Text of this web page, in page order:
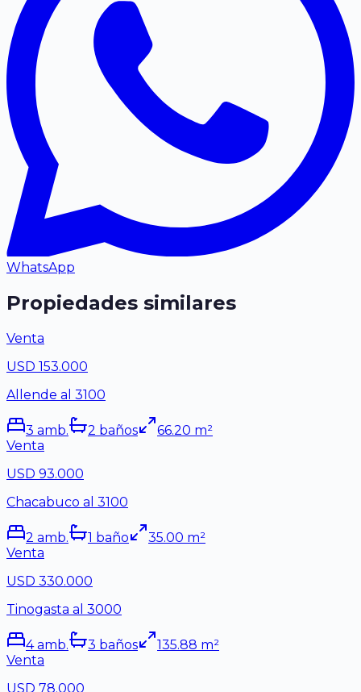
WhatsApp
Propiedades similares
Venta
USD 153.000
Allende al 3100
3 amb. 2 baños 66.20 m²
Venta
USD 93.000
Chacabuco al 3100
2 amb. 1 baño 35.00 m²
Venta
USD 330.000
Tinogasta al 3000
4amb. 3 baños 135.88 m²
Venta
USD 78.000